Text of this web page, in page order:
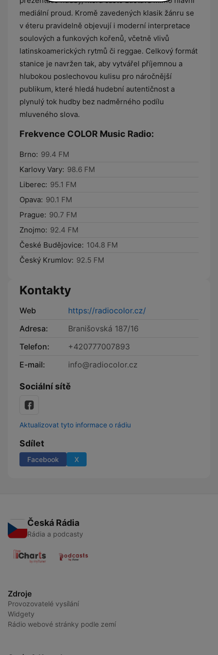
mediální proud. Kromě zavedených klasik žánru se
v éteru pravidelně objevují i moderní interpretace
soulových a funkových kořenů, včetně vlivů
latinskoamerických rytmů či reggae. Celkový formát
stanice je navržen tak, aby vytvářel příjemnou a
hlubokou poslechovou kulisu pro náročnější
publikum, které hledá hudební autentičnost a
plynulý tok hudby bez nadměrného podílu
mluveného slova.
Frekvence COLOR Music Radio:
Brno: 99.4 FM
Karlovy Vary: 98.6 FM
Liberec: 95.1 FM
Opava: 90.1 FM
Prague: 90.7 FM
Znojmo: 92.4 FM
České Budějovice: 104.8 FM
Český Krumlov: 92.5 FM
Kontakty
Web
https://radiocolor.cz/
Adresa:
Branišovská 187/16
Telefon:
+420777007893
E-mail:
info@radiocolor.cz
Sociální sítě
Aktualizovat tyto informace o rádiu
Sdílet
Facebook X
Česká Rádia
Rádia a podcasty
Zdroje
Provozovatelé vysílání
Widgety
Rádio webové stránky podle zemí